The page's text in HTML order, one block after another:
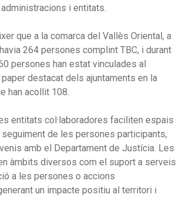
i entitats.
que a la comarca del Vallès Oriental, a
264 persones complint TBC, i durant
persones han estat vinculades al
paper destacat dels ajuntaments en la
han acollit 108.
entitats col·laboradores faciliten espais
de les persones participants,
amb el Departament de Justícia. Les
àmbits diversos com el suport a serveis
a les persones o accions
un impacte positiu al territori i